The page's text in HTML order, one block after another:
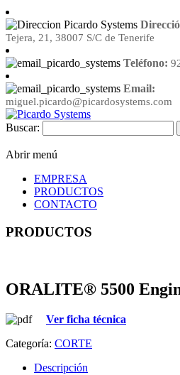
Tejera, 21, 38007 S/C de Tenerife
Teléfono:
Email:
miguel.picardo@picardosystems.com
Buscar:
Abrir menú
EMPRESA
PRODUCTOS
CONTACTO
PRODUCTOS
ORALITE® 5500
Ver ficha técnica
Categoría: CORTE
Descripción